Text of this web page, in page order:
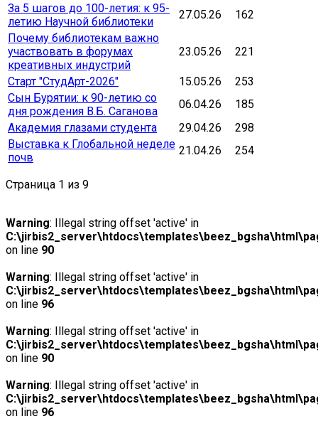
За 5 шагов до 100-летия: к 95-
летию Научной библиотеки
27.05.26
162
Почему библиотекам важно
участвовать в форумах
креативных индустрий
23.05.26 221
Старт "СтудАрт-2026" 15.05.26
253
Сын Бурятии: к 90-летию со
дня рождения В.Б. Саганова
06.04.26
185
Академия глазами студента
29.04.26
298
Выставка к Глобальной неделе
почв
21.04.26 254
Страница 1 из 9
Warning: Illegal string offset 'active' in
on line 90
Warning: Illegal string offset 'active' in
on line 96
Warning: Illegal string offset 'active' in
on line 90
Warning: Illegal string offset 'active' in
on line 96